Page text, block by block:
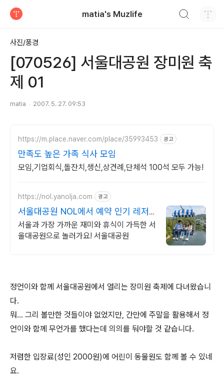
matia's Muzlife
사진/풍경
[070526] 서울대공원 장미원 축
제 01
matia 2007. 5. 27. 09:53
https://m.place.naver.com/place/35993453 광고
만족도 높은 가족 식사 모임
모임,기업회식,돌잔치,생신,상견례,단체석 100석 모두 가능!
https://nol.yanolja.com 광고
서울대공원 NOL에서 예약 인기 레저
매일 상시 할인
서울과 가장 가까운 재미와 휴식이 가득한 서
울대공원으로 놀러가요! 서울대공원
정언이와 함께 서울대공원에서 열리는 장미원 축제에 다녀왔습니
다.
뭐... 그리 볼만한 것들이야 없었지만, 간만에 주말을 활용해서 정
언이와 함께 무언가를 했다는데 의의를 둬야할 것 같습니다.
저렴한 입장료(성인 2000원)에 어린이 동물원도 함께 볼 수 있네
요.